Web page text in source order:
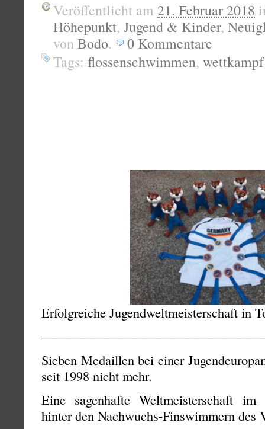
Veröffentlicht am 21. Februar 2018
Höhepunkt, Jugend & Kinder,
von Bodo. 0 Kommentare
Tags: flossenschwimmen, wettkampf
Erfolgreiche Jugendweltmeisterschaft in
Sieben Medaillen bei einer
seit 1998 nicht mehr.
Eine sagenhafte Weltmeisterschaft
hinter den Nachwuchs-Finswimmern des